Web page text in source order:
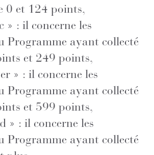
0 et 124 points,
» : il concerne les
Programme ayant collecté
et 249 points,
» : il concerne les
Programme ayant collecté
et 599 points,
» : il concerne les
Programme ayant collecté